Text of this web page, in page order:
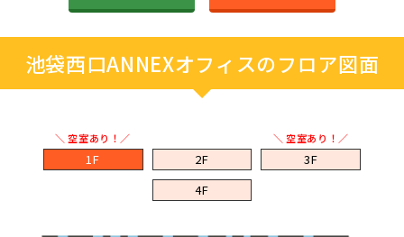
池袋西口ANNEXオフィスのフロア図面
＼ 空室あり！／
1F 2F
＼ 空室あり！／
3F
4F